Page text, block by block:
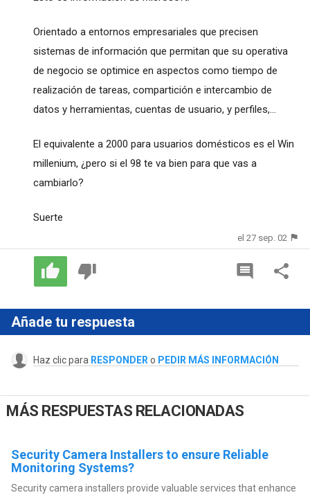
Orientado a entornos empresariales que precisen
sistemas de información que permitan que su operativa
de negocio se optimice en aspectos como tiempo de
realización de tareas, compartición e intercambio de
datos y herramientas, cuentas de usuario, y perfiles,...
El equivalente a 2000 para usuarios domésticos es el Win
millenium, ¿pero si el 98 te va bien para que vas a
cambiarlo?
Suerte
el 27 sep. 02
Añade tu respuesta
Haz clic para RESPONDER o PEDIR MÁS INFORMACIÓN
MÁS RESPUESTAS RELACIONADAS
Security Camera Installers to ensure Reliable
Monitoring Systems?
Security camera installers provide valuable services that enhance